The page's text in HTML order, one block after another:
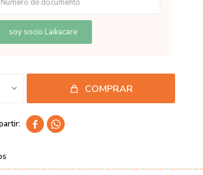
soy socio Laikacare
COMPRAR
 